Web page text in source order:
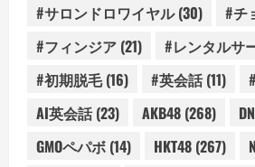
#サロンドロワイヤル(30) #チ
#フィンジア (21) #レンタルサ
#初期脱毛(16) #英会話(11)
AI英会話(23) AKB48 (268)
GMOペパボ (14) HKT48 (267)